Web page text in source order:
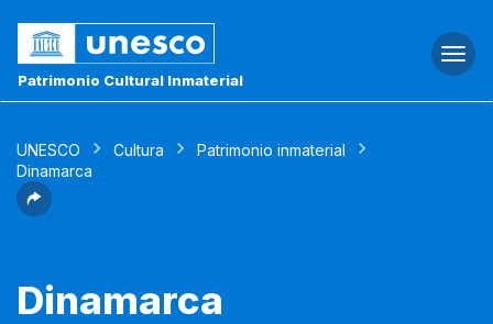
Patrimonio Cultural Inmaterial
UNESCO Cultura
Patrimonio inmaterial
Dinamarca
Dinamarca